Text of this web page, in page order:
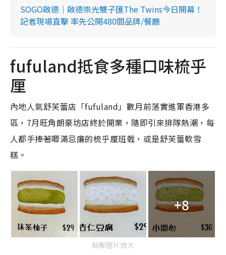
SOGO啟德｜啟德崇光雙子匯The Twins今日開幕！
記者現場直擊 率先公開480間品牌/餐廳
fufuland抵食多種口味梳乎
厘
內地人氣舒芙蕾店「fufuland」數月前落實進軍香港多
區，7月旺角朗豪坊店終於開業，隨即引來排隊熱潮，每
人都手捧著唧滿忌廉的梳乎厘班戟，或是舒芙蕾軟雪
糕。
+8
點擊圖片放大